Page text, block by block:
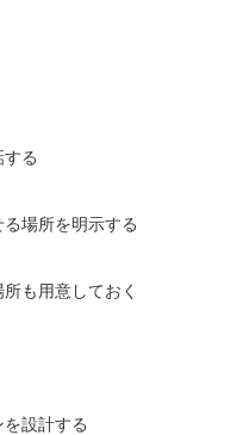
る
場所を明示する
も用意しておく
設計する